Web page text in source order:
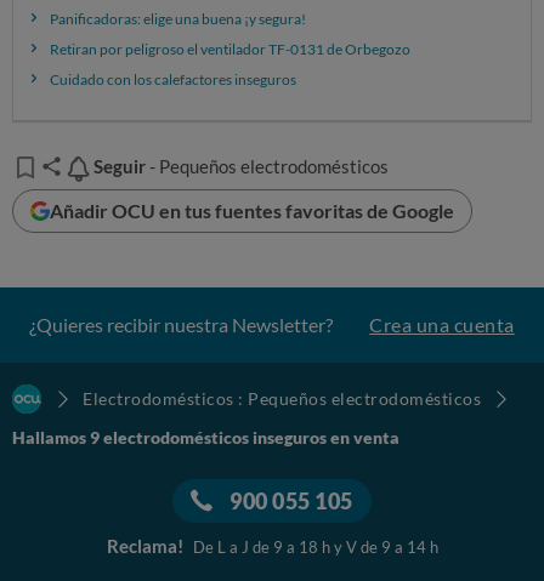
Panificadoras: elige una buena ¡y segura!
Retiran por peligroso el ventilador TF-0131 de Orbegozo
Cuidado con los calefactores inseguros
Seguir
Seguir - Pequeños electrodomésticos
Añadir OCU en tus fuentes favoritas de Google
¿Quieres recibir nuestra Newsletter? Crea una cuenta
Electrodomésticos : Pequeños electrodomésticos
Hallamos 9 electrodomésticos inseguros en venta
900 055 105
Reclama! De L a J de 9 a 18 h y V de 9 a 14 h